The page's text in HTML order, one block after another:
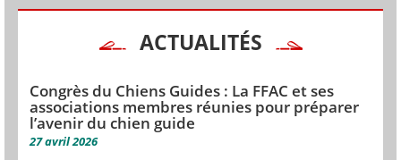
ACTUALITÉS
Congrès du Chiens Guides : La FFAC et ses
associations membres réunies pour préparer
l’avenir du chien guide
27 avril 2026